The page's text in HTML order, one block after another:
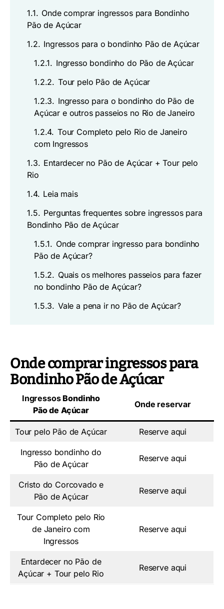
1.1. Onde comprar ingressos para Bondinho
Pão de Açúcar
1.2. Ingressos para o bondinho Pão de Açúcar
1.2.1. Ingresso bondinho do Pão de Açúcar
1.2.2. Tour pelo Pão de Açúcar
1.2.3. Ingresso para o bondinho do Pão de
Açúcar e outros passeios no Rio de Janeiro
1.2.4. Tour Completo pelo Rio de Janeiro
com Ingressos
1.3. Entardecer no Pão de Açúcar + Tour pelo
Rio
1.4. Leia mais
1.5. Perguntas frequentes sobre ingressos para
Bondinho Pão de Açúcar
1.5.1. Onde comprar ingresso para bondinho
Pão de Açúcar?
1.5.2. Quais os melhores passeios para fazer
no bondinho Pão de Açúcar?
1.5.3. Vale a pena ir no Pão de Açúcar?
Onde comprar ingressos para
Bondinho Pão de Açúcar
IngressosBondinho
Pão de Açúcar
Onde reservar
Tour pelo Pão de Açúcar Reserve aqui
Ingresso bondinho do
Pão de Açúcar
Reserve aqui
Cristo do Corcovado e
Pão de Açúcar
Reserve aqui
Tour Completo pelo Rio
de Janeiro com
Ingressos
Reserve aqui
Entardecer no Pão de
Açúcar + Tour pelo Rio
Reserve aqui